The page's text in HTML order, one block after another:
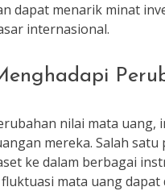
dapat menarik minat
internasional.
nilai mata
mereka. Salah
ke dalam berbagai
mata uang